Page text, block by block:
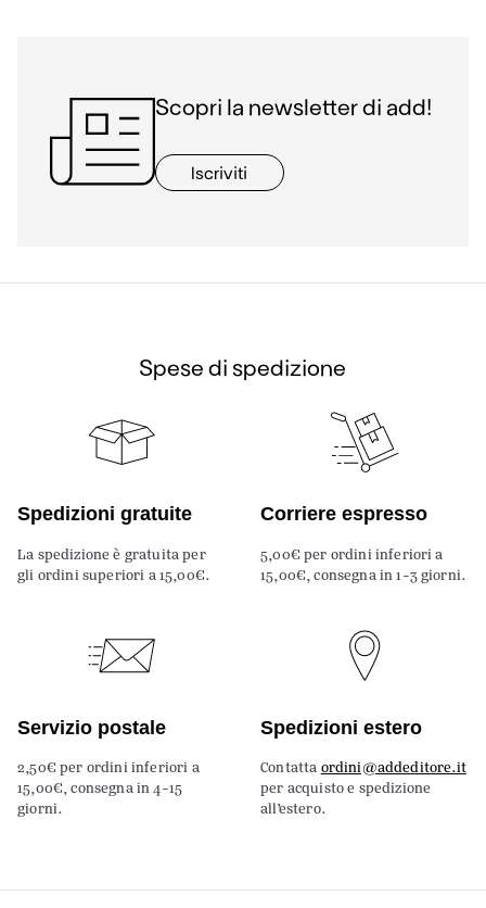
Scopri la newsletter di add!
Iscriviti
Spese di spedizione
Spedizioni gratuite
La spedizione è gratuita per
gli ordini superiori a 15,00€.
Corriere espresso
5,00€ per ordini inferiori a
15,00€, consegna in 1-3 giorni.
Servizio postale
2,50€ per ordini inferiori a
15,00€, consegna in 4-15
giorni.
Spedizioni estero
Contatta ordini@addeditore.it
per acquisto e spedizione
all’estero.